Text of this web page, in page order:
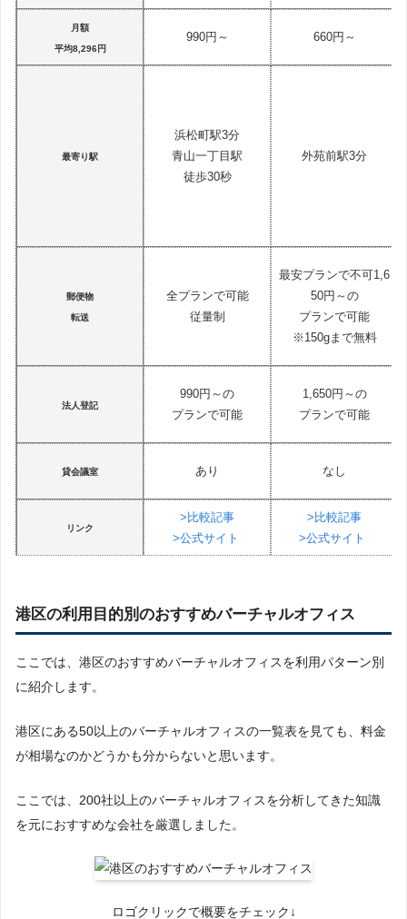
月額
平均8,296円
990円～ 660円～
最寄り駅
浜松町駅3分
青山一丁目駅
徒歩30秒
外苑前駅3分
郵便物
転送
全プランで可能
従量制
最安プランで不可1,6
50円～の
プランで可能
※150gまで無料
法人登記
990円～の
プランで可能
1,650円～の
プランで可能
貸会議室 あり なし
リンク
>比較記事
>公式サイト
>比較記事
>公式サイト
港区の利用目的別のおすすめバーチャルオフィス
ここでは、港区のおすすめバーチャルオフィスを利用パターン別
に紹介します。
港区にある50以上のバーチャルオフィスの一覧表を見ても、料金
が相場なのかどうかも分からないと思います。
ここでは、200社以上のバーチャルオフィスを分析してきた知識
を元におすすめな会社を厳選しました。
ロゴクリックで概要をチェック↓